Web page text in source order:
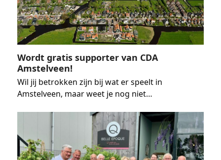
Wordt gratis supporter van CDA
Amstelveen!
Wil jij betrokken zijn bij wat er speelt in
Amstelveen, maar weet je nog niet…